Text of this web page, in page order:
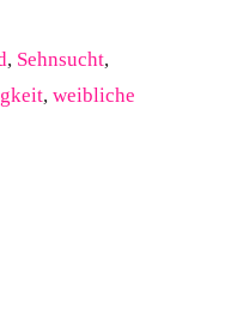
, Sehnsucht,
, weibliche